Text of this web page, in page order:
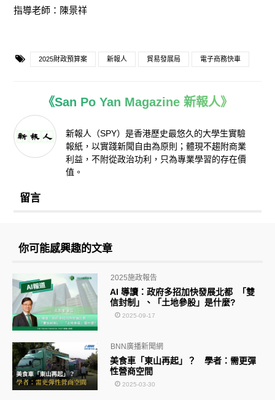
指導老師：陳景祥
2025財政預算案 新報人 貿易發展局 電子商務快車
《San Po Yan Magazine 新報人》
新報人（SPY）是香港歷史最悠久的大學生實驗
報紙，以實踐新聞自由為原則；體現不趨附商業
利益，不附從政治功利，只為專業學習的存在價
值。
留言
你可能感興趣的文章
AI 導讀：政府多招加快發展北都 「雙
信封制」、「土地參股」是什麼?
2025施政報告
2025-09-17
美食車「東山再起」？ 學者：需更彈
性營商空間
BNN廣播新聞網
2025-03-30